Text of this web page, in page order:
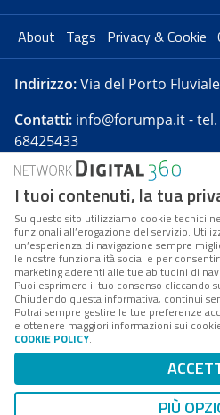
About Tags Privacy & Cookie
Indirizzo:Via del Porto
Contatti: info@forumpa.it-
68425433
Forumpa.itè una
presso Registro della stampa
Reg. n. 182 del 2 maggio
FPA s.r.l. è società
Coordinamento da parte di
è un'azienda certificata per
Codice Fiscale/Partita IVA n.
n. 1249791.
Mappa
I tuoi contenuti, la tua
Su questo sito utilizziamo cookie tecnici
funzionali all’erogazione del servizio.
un’esperienza di navigazione sempre
le nostre funzionalità social e per
marketing aderenti alle tue abitudini di
Puoi esprimere il tuo consenso cliccando su
Chiudendo questa informativa, continui
Potrai sempre gestire le tue preferenze
e ottenere maggiori informazioni sui
COOKIE POLICY.
PIÙ